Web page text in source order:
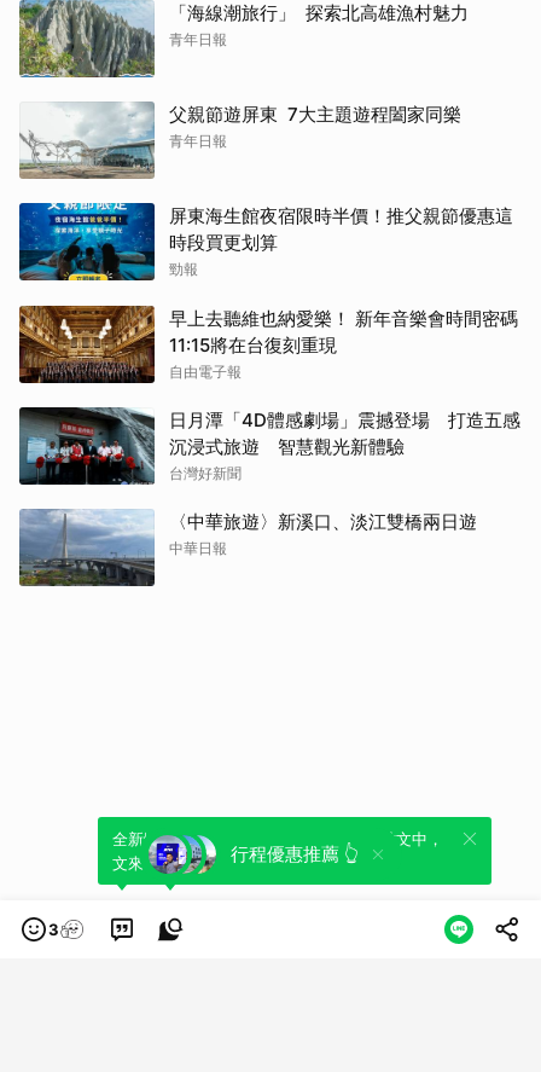
「海線潮旅行」 探索北高雄漁村魅力
青年日報
父親節遊屏東 7大主題遊程闔家同樂
青年日報
屏東海生館夜宿限時半價！推父親節優惠這
時段買更划算
勁報
早上去聽維也納愛樂！ 新年音樂會時間密碼
11:15將在台復刻重現
自由電子報
日月潭「4D體感劇場」震撼登場 打造五感
沉浸式旅遊 智慧觀光新體驗
台灣好新聞
〈中華旅遊〉新溪口、淡江雙橋兩日遊
中華日報
行程優惠推薦 👆
3
全新體驗！一鍵引用此內容，透過發布貼
文來輕鬆表達個人立場。
可以轉發或引用此內容至自己的貼文中，
來發表您的評論或觀點。